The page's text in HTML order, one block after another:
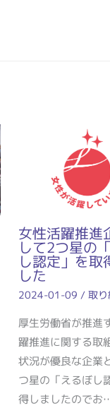
女性活躍推進
して2つ星の
し認定」を取
した
2024-01-09 / 取り
厚生労働省が推進
躍推進に関する取
状況が優良な企業
つ星の「えるぼし
得しましたのでお